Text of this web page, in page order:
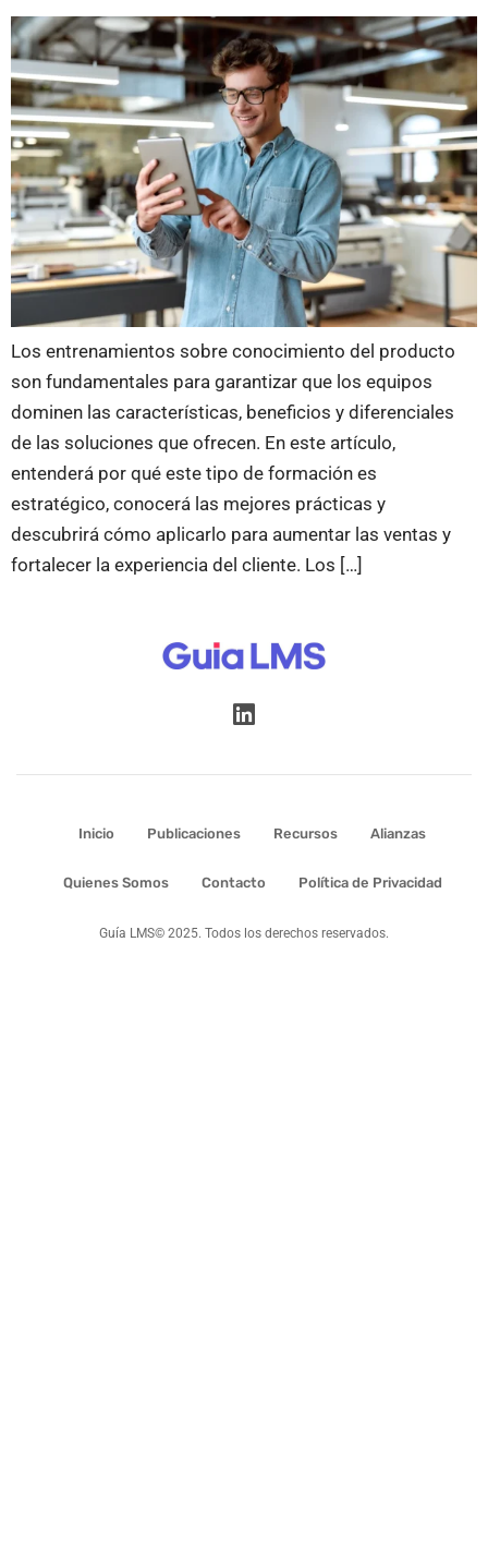
Los entrenamientos sobre conocimiento del producto
son fundamentales para garantizar que los equipos
dominen las características, beneficios y diferenciales
de las soluciones que ofrecen. En este artículo,
entenderá por qué este tipo de formación es
estratégico, conocerá las mejores prácticas y
descubrirá cómo aplicarlo para aumentar las ventas y
fortalecer la experiencia del cliente. Los […]
Inicio Publicaciones Recursos Alianzas
Quienes Somos Contacto Política de Privacidad
Guía LMS© 2025. Todos los derechos reservados.